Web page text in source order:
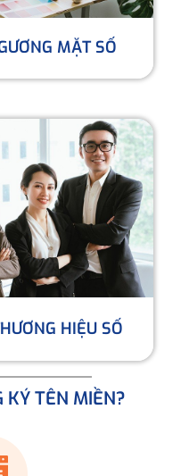
MẶT SỐ
HIỆU SỐ
TÊN MIỀN?